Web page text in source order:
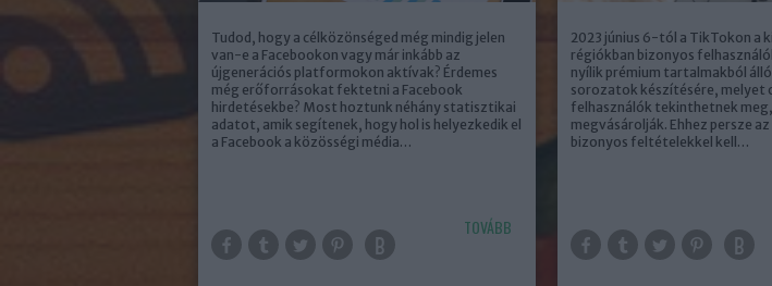
Tudod, hogy a célközönséged még mindig jelen
van-e a Facebookon vagy már inkább az
újgenerációs platformokon aktívak? Érdemes
még erőforrásokat fektetni a Facebook
hirdetésekbe? Most hoztunk néhány statisztikai
adatot, amik segítenek, hogy hol is helyezkedik el
a Facebook a közösségi média…
TOVÁBB
2023 június 6-tól a TikTokon a
régiókban bizonyos
nyílik prémium tartalmakból
sorozatok készítésére, melyet
felhasználók tekinthetnek
megvásárolják. Ehhez persze
bizonyos feltételekkel kell…